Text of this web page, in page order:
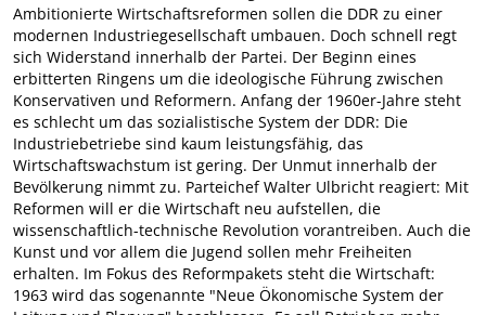
Ambitionierte Wirtschaftsreformen sollen die DDR zu einer
modernen Industriegesellschaft umbauen. Doch schnell regt
sich Widerstand innerhalb der Partei. Der Beginn eines
erbitterten Ringens um die ideologische Führung zwischen
Konservativen und Reformern. Anfang der 1960er-Jahre steht
es schlecht um das sozialistische System der DDR: Die
Industriebetriebe sind kaum leistungsfähig, das
Wirtschaftswachstum ist gering. Der Unmut innerhalb der
Bevölkerung nimmt zu. Parteichef Walter Ulbricht reagiert: Mit
Reformen will er die Wirtschaft neu aufstellen, die
wissenschaftlich-technische Revolution vorantreiben. Auch die
Kunst und vor allem die Jugend sollen mehr Freiheiten
erhalten. Im Fokus des Reformpakets steht die Wirtschaft:
1963 wird das sogenannte "Neue Ökonomische System der